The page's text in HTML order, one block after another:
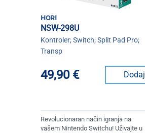
hori
NSW-298U
Kontroler; Switch; Split Pad Pro;
Transp
49,90 € Dodaj
Revolucionaran način igranja na
vašem Nintendo Switchu! Uživajte u